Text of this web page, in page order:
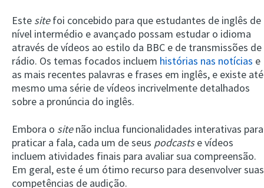
Este sitefoi concebido para que estudantes de inglês de
nível intermédio e avançado possam estudar o idioma
através de vídeos ao estilo da BBC e de transmissões de
rádio. Os temas focados incluem histórias nas notícias e
as mais recentes palavras e frases em inglês, e existe até
mesmo uma série de vídeos incrivelmente detalhados
sobre a pronúncia do inglês.
Embora o sitenão inclua funcionalidades interativas para
praticar a fala, cada um de seus podcastse vídeos
incluem atividades finais para avaliar sua compreensão.
Em geral, este é um ótimo recurso para desenvolver suas
competências de audição.